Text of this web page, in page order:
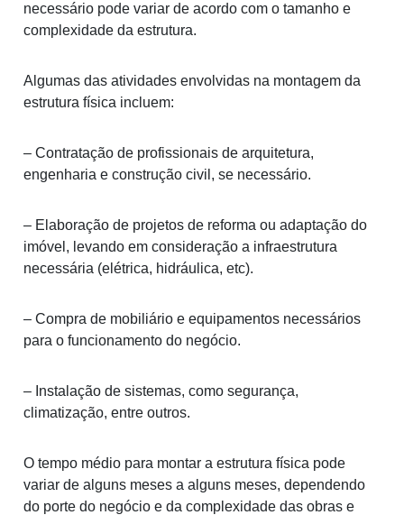
necessário pode variar de acordo com o tamanho e
complexidade da estrutura.
Algumas das atividades envolvidas na montagem da
estrutura física incluem:
– Contratação de profissionais de arquitetura,
engenharia e construção civil, se necessário.
– Elaboração de projetos de reforma ou adaptação do
imóvel, levando em consideração a infraestrutura
necessária (elétrica, hidráulica, etc).
– Compra de mobiliário e equipamentos necessários
para o funcionamento do negócio.
– Instalação de sistemas, como segurança,
climatização, entre outros.
O tempo médio para montar a estrutura física pode
variar de alguns meses a alguns meses, dependendo
do porte do negócio e da complexidade das obras e